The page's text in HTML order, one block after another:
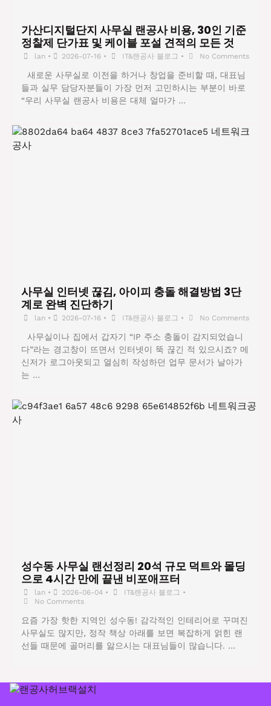
가산디지털단지 사무실 랜공사 비용, 30인 기준
정찰제 단가표 및 케이블 포설 견적의 모든 것
lan • 2026-07-16 • IT&랜공사 블로그 • No Comments
새로운 사무실로 이전을 하거나 창업을 준비할 때, 대표님
들과 실무 담당자분들이 가장 먼저 고민하시는 부분이 바로
“우리 사무실 랜공사 비용은 대체 얼마가 …
사무실 인터넷 끊김, 아이피 충돌 해결방법 3단
계로 완벽 진단하기
lan • 2026-07-16 • IT&랜공사 블로그 • No Comments
사무실이나 집에서 갑자기 “IP 주소 충돌이 감지되었습니
다”라는 경고창이 뜨면서 인터넷이 뚝 끊긴 적 있으시죠? 메
신저가 로그아웃되고 열심히 작성하던 업무 문서가 날아가
는 …
성수동 사무실 랜선정리 20석 규모 덕트와 몰딩
으로 4시간 만에 끝낸 비포애프터
lan • 2026-06-04 • IT&랜공사 블로그 •
No Comments
요즘 가장 핫한 지역인 성수동! 감각적인 인테리어로 꾸며진
사무실도 많지만, 정작 책상 아래를 보면 복잡하게 얽힌 랜
선들 때문에 골머리를 앓으시는 대표님들이 많습니다. …